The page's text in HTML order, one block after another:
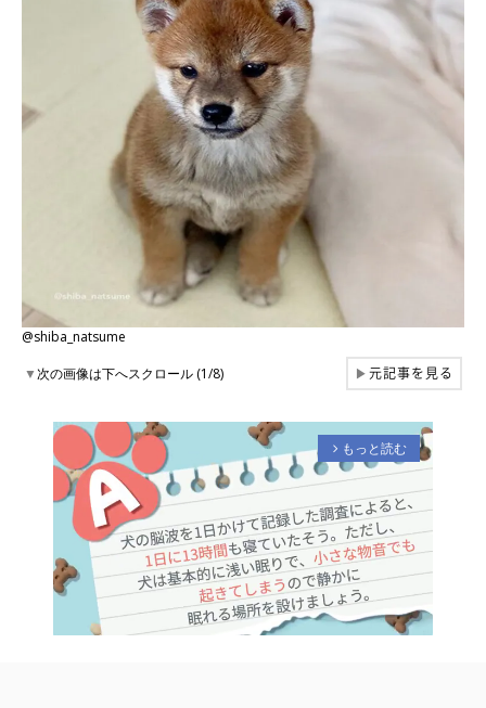
@shiba_natsume
▼次の画像は下へスクロール (1/8) ▶元記事を見る
arrow_forward_ios もっと読む